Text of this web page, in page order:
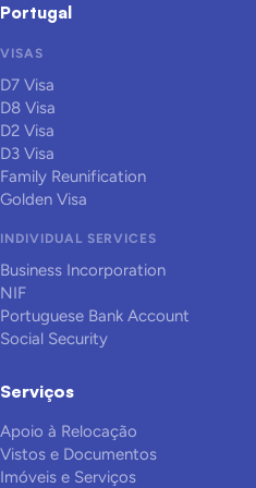
Portugal
VISAS
D7 Visa
D8 Visa
D2 Visa
D3 Visa
Family Reunification
Golden Visa
INDIVIDUAL SERVICES
Business Incorporation
NIF
Portuguese Bank Account
Social Security
Serviços
Apoio à Relocação
Vistos e Documentos
Imóveis e Serviços